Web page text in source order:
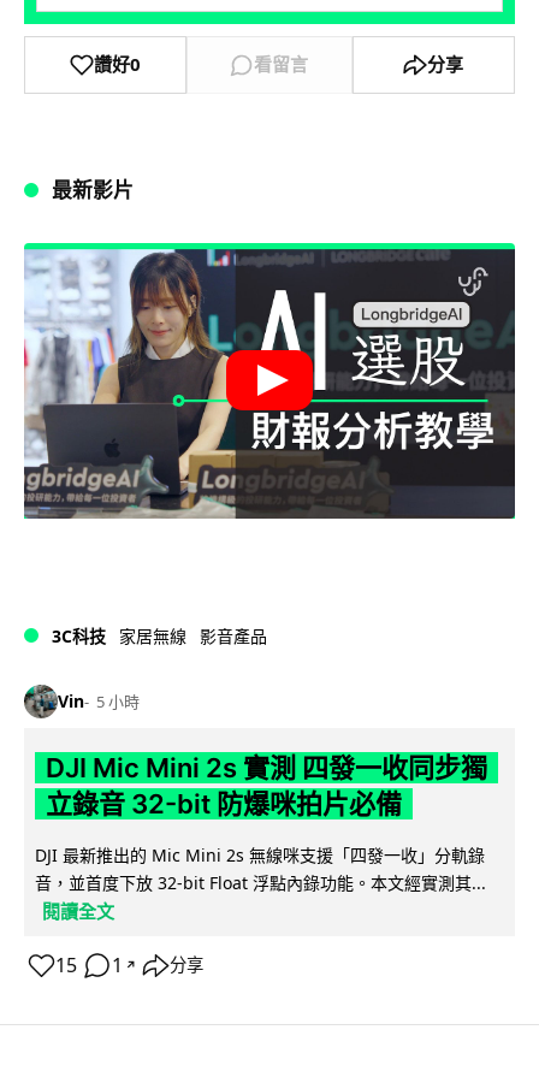
讚好0 看留言 分享
最新影片
3C科技 家居無線 影音產品
Vin 5 小時
DJI Mic Mini 2s 實測 四發一收同步獨
立錄音 32-bit 防爆咪拍片必備
DJI 最新推出的 Mic Mini 2s 無線咪支援「四發一收」分軌錄
音，並首度下放 32-bit Float 浮點內錄功能。本文經實測其...
閱讀全文
15 1 ↗ 分享